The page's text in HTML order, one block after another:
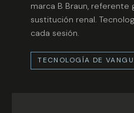
marca B Braun, referente
sustitución renal.
cada sesión.
TECNOLOGÍA DE